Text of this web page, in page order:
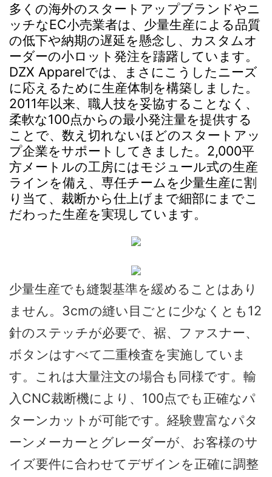
多くの海外のスタートアップブランドやニ
ッチなEC小売業者は、少量生産による品質
の低下や納期の遅延を懸念し、カスタムオ
ーダーの小ロット発注を躊躇しています。
DZX Apparelでは、まさにこうしたニーズ
に応えるために生産体制を構築しました。
2011年以来、職人技を妥協することなく、
柔軟な100点からの最小発注量を提供する
ことで、数え切れないほどのスタートアッ
プ企業をサポートしてきました。2,000平
方メートルの工房にはモジュール式の生産
ラインを備え、専任チームを少量生産に割
り当て、裁断から仕上げまで細部にまでこ
だわった生産を実現しています。
少量生産でも縫製基準を緩めることはあり
ません。3cmの縫い目ごとに少なくとも12
針のステッチが必要で、裾、ファスナー、
ボタンはすべて二重検査を実施していま
す。これは大量注文の場合も同様です。輸
入CNC裁断機により、100点でも正確なパ
ターンカットが可能です。経験豊富なパタ
ーンメーカーとグレーダーが、お客様のサ
イズ要件に合わせてデザインを正確に調整